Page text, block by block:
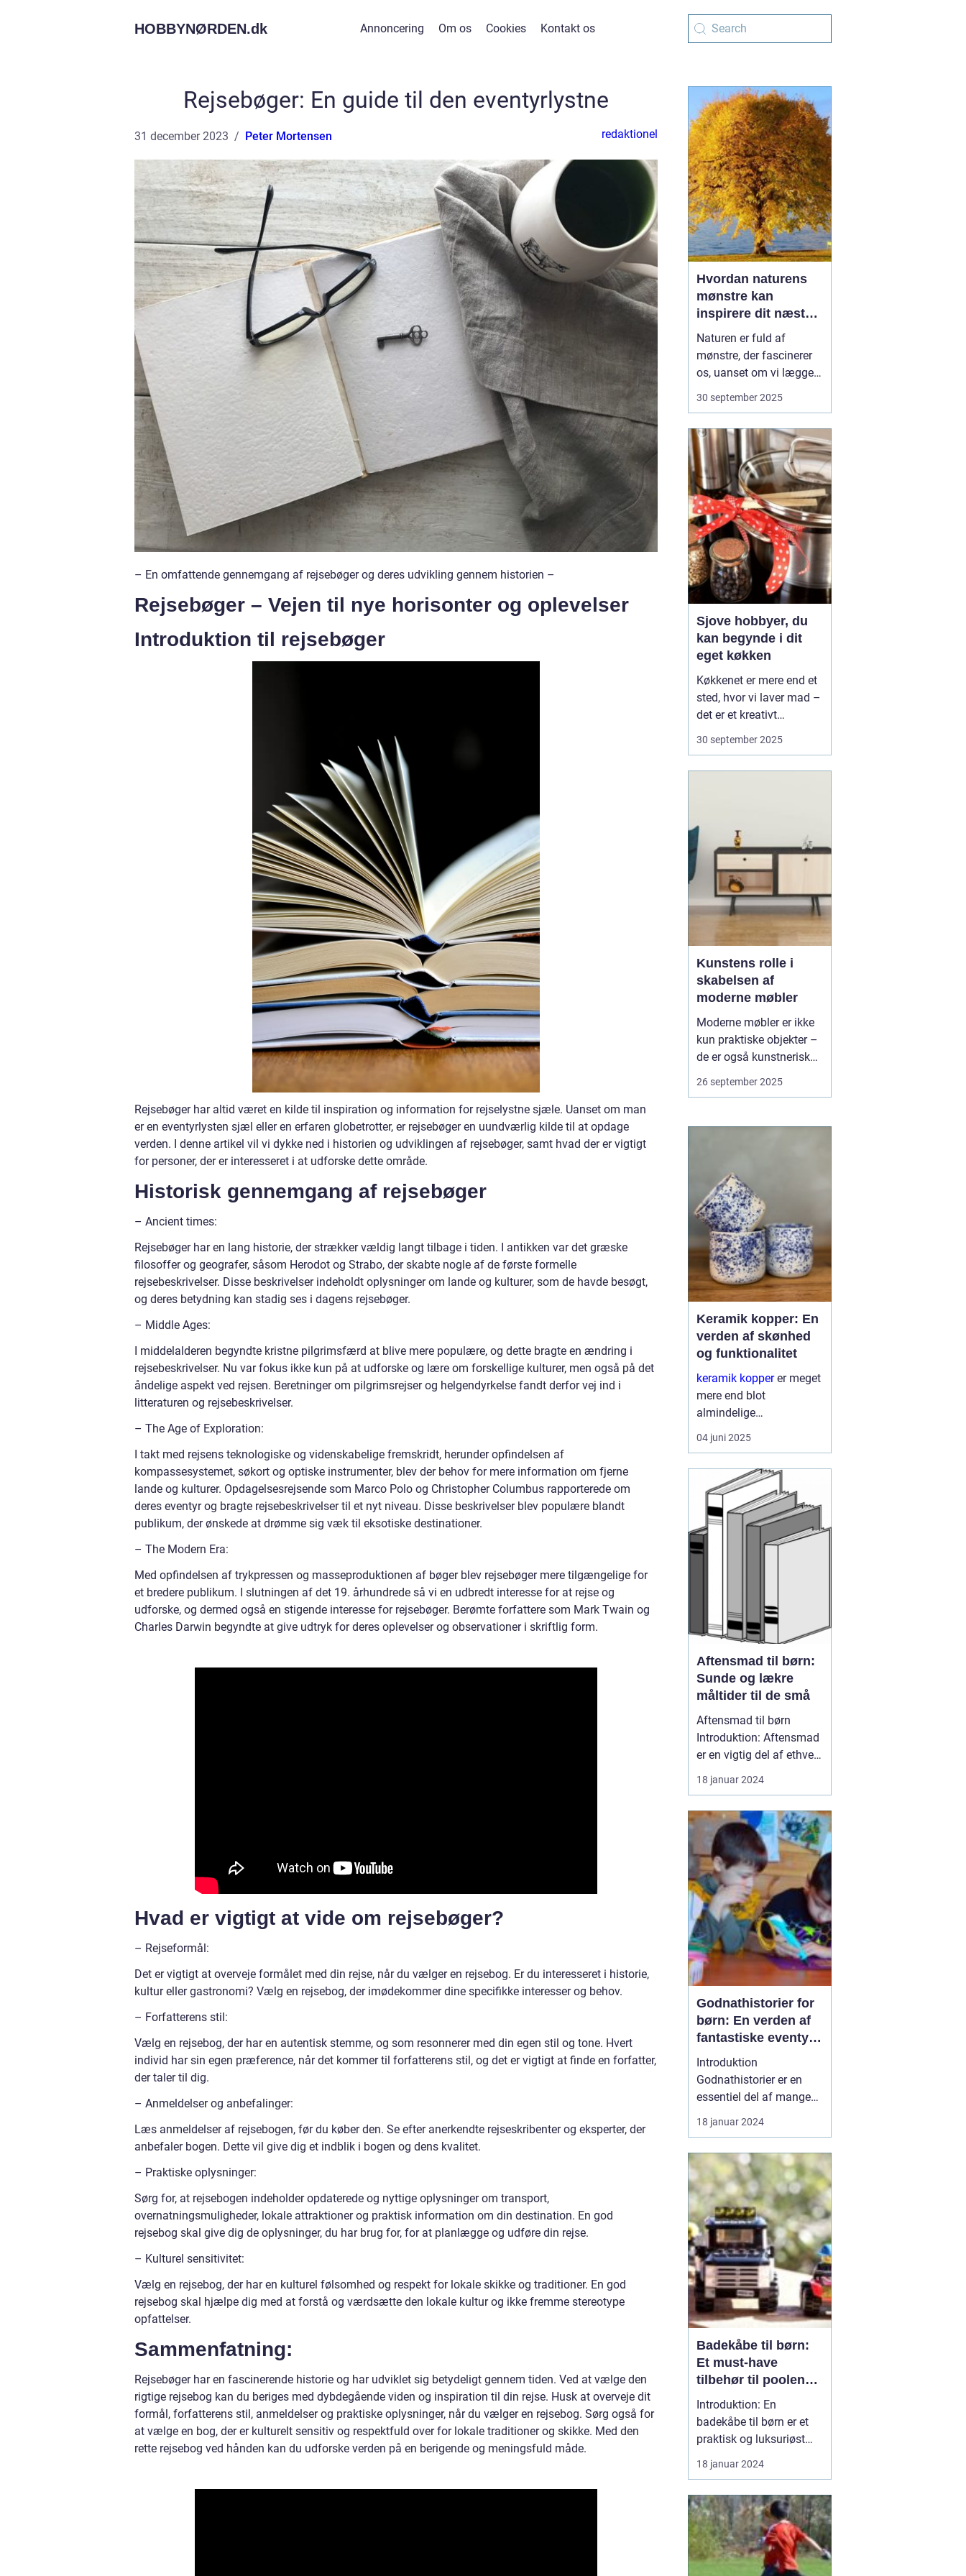
HOBBYNØRDEN.dk Annoncering Om os Cookies Kontakt os
Rejsebøger: En guide til den eventyrlystne
31 december 2023 Peter Mortensen redaktionel
– En omfattende gennemgang af rejsebøger og deres udvikling gennem historien –
Rejsebøger – Vejen til nye horisonter og oplevelser
Introduktion til rejsebøger
Rejsebøger har altid været en kilde til inspiration og information for rejselystne sjæle. Uanset om man
er en eventyrlysten sjæl eller en erfaren globetrotter, er rejsebøger en uundværlig kilde til at opdage
verden. I denne artikel vil vi dykke ned i historien og udviklingen af rejsebøger, samt hvad der er vigtigt
for personer, der er interesseret i at udforske dette område.
Historisk gennemgang af rejsebøger
– Ancient times:
Rejsebøger har en lang historie, der strækker vældig langt tilbage i tiden. I antikken var det græske
filosoffer og geografer, såsom Herodot og Strabo, der skabte nogle af de første formelle
rejsebeskrivelser. Disse beskrivelser indeholdt oplysninger om lande og kulturer, som de havde besøgt,
og deres betydning kan stadig ses i dagens rejsebøger.
– Middle Ages:
I middelalderen begyndte kristne pilgrimsfærd at blive mere populære, og dette bragte en ændring i
rejsebeskrivelser. Nu var fokus ikke kun på at udforske og lære om forskellige kulturer, men også på det
åndelige aspekt ved rejsen. Beretninger om pilgrimsrejser og helgendyrkelse fandt derfor vej ind i
litteraturen og rejsebeskrivelser.
– The Age of Exploration:
I takt med rejsens teknologiske og videnskabelige fremskridt, herunder opfindelsen af
kompassesystemet, søkort og optiske instrumenter, blev der behov for mere information om fjerne
lande og kulturer. Opdagelsesrejsende som Marco Polo og Christopher Columbus rapporterede om
deres eventyr og bragte rejsebeskrivelser til et nyt niveau. Disse beskrivelser blev populære blandt
publikum, der ønskede at drømme sig væk til eksotiske destinationer.
– The Modern Era:
Med opfindelsen af trykpressen og masseproduktionen af bøger blev rejsebøger mere tilgængelige for
et bredere publikum. I slutningen af det 19. århundrede så vi en udbredt interesse for at rejse og
udforske, og dermed også en stigende interesse for rejsebøger. Berømte forfattere som Mark Twain og
Charles Darwin begyndte at give udtryk for deres oplevelser og observationer i skriftlig form.
Hvad er vigtigt at vide om rejsebøger?
– Rejseformål:
Det er vigtigt at overveje formålet med din rejse, når du vælger en rejsebog. Er du interesseret i historie,
kultur eller gastronomi? Vælg en rejsebog, der imødekommer dine specifikke interesser og behov.
– Forfatterens stil:
Vælg en rejsebog, der har en autentisk stemme, og som resonnerer med din egen stil og tone. Hvert
individ har sin egen præference, når det kommer til forfatterens stil, og det er vigtigt at finde en forfatter,
der taler til dig.
– Anmeldelser og anbefalinger:
Læs anmeldelser af rejsebogen, før du køber den. Se efter anerkendte rejseskribenter og eksperter, der
anbefaler bogen. Dette vil give dig et indblik i bogen og dens kvalitet.
– Praktiske oplysninger:
Sørg for, at rejsebogen indeholder opdaterede og nyttige oplysninger om transport,
overnatningsmuligheder, lokale attraktioner og praktisk information om din destination. En god
rejsebog skal give dig de oplysninger, du har brug for, for at planlægge og udføre din rejse.
– Kulturel sensitivitet:
Vælg en rejsebog, der har en kulturel følsomhed og respekt for lokale skikke og traditioner. En god
rejsebog skal hjælpe dig med at forstå og værdsætte den lokale kultur og ikke fremme stereotype
opfattelser.
Sammenfatning:
Rejsebøger har en fascinerende historie og har udviklet sig betydeligt gennem tiden. Ved at vælge den
rigtige rejsebog kan du beriges med dybdegående viden og inspiration til din rejse. Husk at overveje dit
formål, forfatterens stil, anmeldelser og praktiske oplysninger, når du vælger en rejsebog. Sørg også for
at vælge en bog, der er kulturelt sensitiv og respektfuld over for lokale traditioner og skikke. Med den
rette rejsebog ved hånden kan du udforske verden på en berigende og meningsfuld måde.
Hvordan naturens
mønstre kan
inspirere dit næste
projekt
Naturen er fuld af
mønstre, der fascinerer
os, uanset om vi lægger
mærke til dem i
dagligdagen eller ej. Fra
gentagelserne i blade og
blomster er de små
detaljer en evig kilde til
inspiration. N&arin...
30 september 2025
Sjove hobbyer, du
kan begynde i dit
eget køkken
Køkkenet er mere end et
sted, hvor vi laver mad –
det er et kreativt
værksted, hvor nye
hobbyer kan tage form.
leg, læ...
30 september 2025
Kunstens rolle i
skabelsen af
moderne møbler
Moderne møbler er ikke
kun praktiske objekter –
de er også kunstneriske
udtryk, der afspejler
tidens æstetik og kultur.
bevægelsens
eksperimenterende
design ser vi, hvordan
kunst ...
26 september 2025
Keramik kopper: En
verden af skønhed
og funktionalitet
keramik kopperer meget
mere end blot
almindelige
drikkebeholder. De
repræsenterer en unik
kunsthåndværk og
funktionalitet, og tilbyder
derved en &ae...
04 juni 2025
Aftensmad til børn:
Sunde og lækre
måltider til de små
Aftensmad til børn
Introduktion: Aftensmad
er en vigtig del af ethvert
barns rutine, da ...
18 januar 2024
Godnathistorier for
børn: En verden af
fantastiske eventyr
før sengetid
Introduktion
Godnathistorier er en
essentiel del af mange
børns sengetidsrutiner.
Disse fortællinger skaber
øjeblikke mellem
forældre og børn, men
de tilbyder også en
værdifuld undervisning
og underholdning. I
denne artikel vil vi d...
18 januar 2024
Badekåbe til børn:
Et must-have
tilbehør til poolen
eller badeværelset
Introduktion: En
badekåbe til børn er et
praktisk og luksuriøst
tilbehør til både poolen
og badeværelset. Denne
ikke kun behagelig at
have på, den giver også
dit barn ekstra varme og
komfort efter et bad eller
18 januar 2024